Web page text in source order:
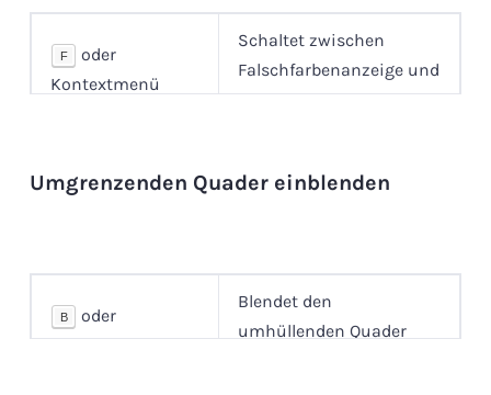
F
oder
Kontextmenü
Schaltet zwischen
Falschfarbenanzeige und
Normalanzeige um.
Umgrenzenden Quader einblenden
B
oder
Kontextmenü
Blendet den
umhüllenden Quader